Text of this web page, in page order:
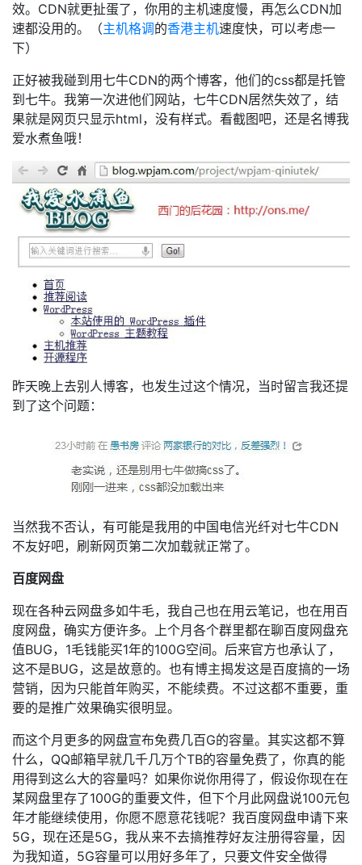
效。CDN就更扯蛋了，你用的主机速度慢，再怎么CDN加
速都没用的。（主机格调的香港主机速度快，可以考虑一
下）
正好被我碰到用七牛CDN的两个博客，他们的css都是托管
到七牛。我第一次进他们网站，七牛CDN居然失效了，结
果就是网页只显示html，没有样式。看截图吧，还是名博我
爱水煮鱼哦！
昨天晚上去别人博客，也发生过这个情况，当时留言我还提
到了这个问题：
当然我不否认，有可能是我用的中国电信光纤对七牛CDN
不友好吧，刷新网页第二次加载就正常了。
百度网盘
现在各种云网盘多如牛毛，我自己也在用云笔记，也在用百
度网盘，确实方便许多。上个月各个群里都在聊百度网盘充
值BUG，1毛钱能买1年的100G空间。后来官方也承认了，
这不是BUG，这是故意的。也有博主揭发这是百度搞的一场
营销，因为只能首年购买，不能续费。不过这都不重要，重
要的是推广效果确实很明显。
而这个月更多的网盘宣布免费几百G的容量。其实这都不算
什么，QQ邮箱早就几千几万个TB的容量免费了，你真的能
用得到这么大的容量吗？如果你说你用得了，假设你现在在
某网盘里存了100G的重要文件，但下个月此网盘说100元包
年才能继续使用，你愿不愿意花钱呢？我百度网盘申请下来
5G，现在还是5G，我从来不去搞推荐好友注册得容量，因
为我知道，5G容量可以用好多年了，只要文件安全做得